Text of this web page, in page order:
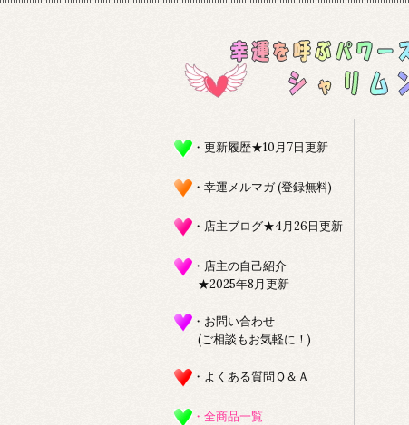
・更新履歴★10月7日更新
・幸運メルマガ (登録無料)
・店主ブログ★4月26日更新
・店主の自己紹介
★2025年8月更新
・お問い合わせ
(ご相談もお気軽に！)
・よくある質問Ｑ＆Ａ
・全商品一覧